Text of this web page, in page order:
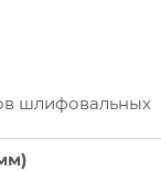
шлифовальных